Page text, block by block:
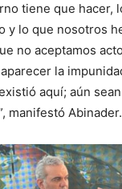
tiene que hacer,
y lo que nosotros
no aceptamos
la
aquí; aún
manifestó Abinader.